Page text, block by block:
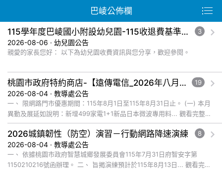
巴崚公佈欄
115學年度巴崚國小附設幼兒園-115收退費基準及減免收費規定公告 3
2026-08-06 · 幼兒園公告
親愛的家長您好： 以下為幼兒園收費資訊與您分享，歡迎參閱。
桃園市政府特約商店-【遠傳電信_2026年八月爸企獻禮優惠活動】福利資訊 19
2026-08-04 · 教導處公告
一、 限網路門市優惠期間：115年8月1日至115年8月31日止。 (一) 本月
異動及展延如說明：新增499家電1+1新品日本微波專用料... 觀看完整文
章
2026城鎮韌性（防空）演習－行動網路降速演練 8
2026-08-04 · 教導處公告
一、 依據桃園市政府智慧城鄉發展委員會115年7月31日府智安字第
1150210216號函辦理。 二、 旨揭演練預計於115年8月13日... 觀看完整